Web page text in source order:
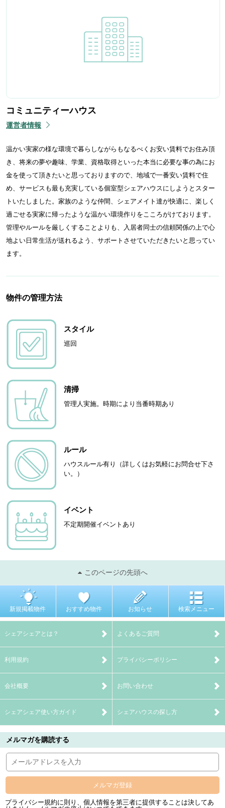
コミュニティーハウス
運営者情報
温かい実家の様な環境で暮らしながらもなるべくお安い賃料でお住み頂
き、将来の夢や趣味、学業、資格取得といった本当に必要な事の為にお
金を使って頂きたいと思っておりますので、地域で一番安い賃料で住
め、サービスも最も充実している個室型シェアハウスにしようとスター
トいたしました。家族のような仲間、シェアメイト達が快適に、楽しく
過ごせる実家に帰ったような温かい環境作りをこころがけております。
管理やルールを厳しくすることよりも、入居者同士の信頼関係の上で心
地よい日常生活が送れるよう、サポートさせていただきたいと思ってい
ます。
物件の管理方法
スタイル
巡回
清掃
管理人実施。時期により当番時期あり
ルール
ハウスルール有り（詳しくはお気軽にお問合せ下さ
い。）
イベント
不定期開催イベントあり
このページの先頭へ
新規掲載物件 おすすめ物件 お知らせ 検索メニュー
シェアシェアとは？ よくあるご質問
利用規約 プライバシーポリシー
会社概要 お問い合わせ
シェアシェア使い方ガイド シェアハウスの探し方
メルマガを購読する
メルマガ登録
プライバシー規約に則り、個人情報を第三者に提供することは決してあ